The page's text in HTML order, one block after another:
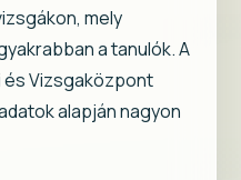
mely
a tanulók. A
és Vizsgaközpont
alapján nagyon